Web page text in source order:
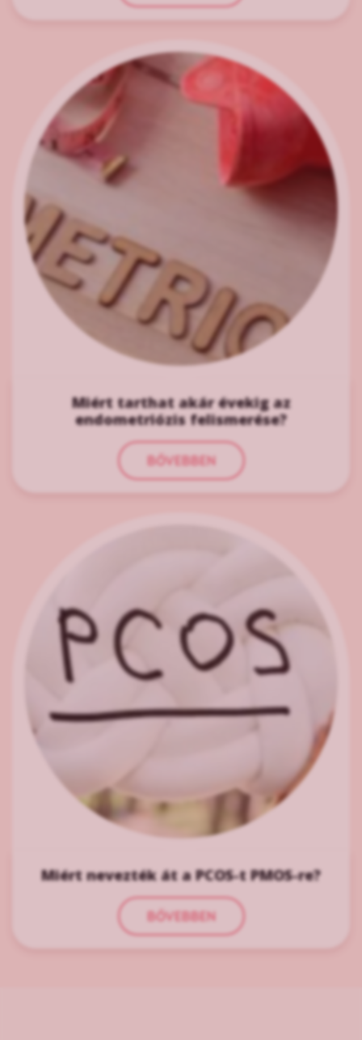
Miért tarthat akár évekig az
endometriózis felismerése?
BŐVEBBEN
Miért nevezték át a PCOS-t PMOS-re?
BŐVEBBEN